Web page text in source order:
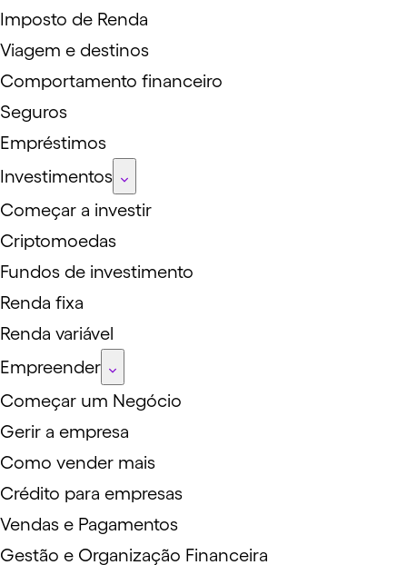
Imposto de Renda
Viagem e destinos
Comportamento financeiro
Seguros
Empréstimos
Investimentos
Começar a investir
Criptomoedas
Fundos de investimento
Renda fixa
Renda variável
Empreender
Começar um Negócio
Gerir a empresa
Como vender mais
Crédito para empresas
Vendas e Pagamentos
Gestão e Organização Financeira